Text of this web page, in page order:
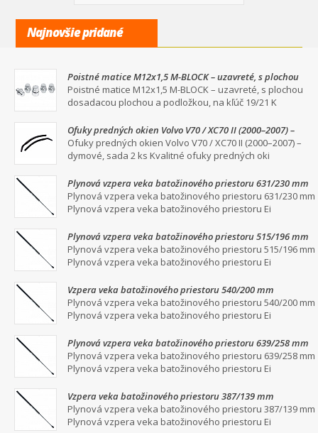
Najnovšie pridané
Poistné matice M12x1,5 M-BLOCK – uzavreté, s plochou
dosadacou plochou a podložkou, na kľúč 19/21
Poistné matice M12x1,5 M-BLOCK – uzavreté, s plochou
dosadacou plochou a podložkou, na kľúč 19/21 K
Ofuky predných okien Volvo V70 / XC70 II (2000–2007) –
dymové, sada 2 ks
Ofuky predných okien Volvo V70 / XC70 II (2000–2007) –
dymové, sada 2 ks Kvalitné ofuky predných oki
Plynová vzpera veka batožinového priestoru 631/230 mm
Plynová vzpera veka batožinového priestoru 631/230 mm
Plynová vzpera veka batožinového priestoru Ei
Plynová vzpera veka batožinového priestoru 515/196 mm
Plynová vzpera veka batožinového priestoru 515/196 mm
Plynová vzpera veka batožinového priestoru Ei
Vzpera veka batožinového priestoru 540/200 mm
Plynová vzpera veka batožinového priestoru 540/200 mm
Plynová vzpera veka batožinového priestoru Ei
Plynová vzpera veka batožinového priestoru 639/258 mm
Plynová vzpera veka batožinového priestoru 639/258 mm
Plynová vzpera veka batožinového priestoru Ei
Vzpera veka batožinového priestoru 387/139 mm
Plynová vzpera veka batožinového priestoru 387/139 mm
Plynová vzpera veka batožinového priestoru Ei